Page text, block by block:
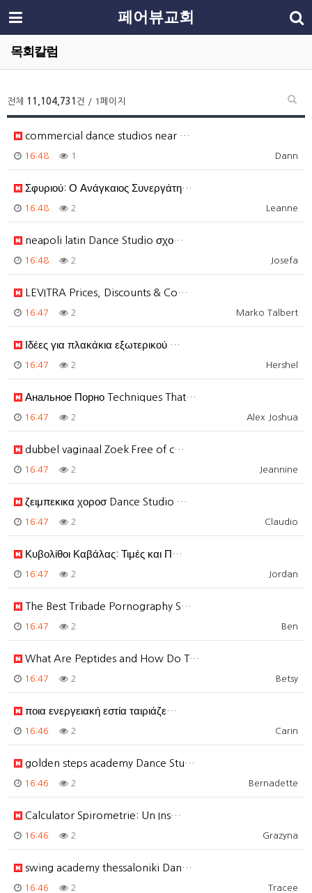
페어뷰교회
목회칼럼
전체 11,104,731 건 / 1페이지
commercial dance studios near …
Dann
16:48 1
Σφυριού: Ο Ανάγκαιος Συνεργάτη…
Leanne
16:48 2
neapoli latin Dance Studio σχο…
Josefa
16:48 2
LEVITRA Prices, Discounts & Co…
Marko Talbert
16:47 2
Ιδέες για πλακάκια εξωτερικού …
Hershel
16:47 2
Анальное Порно Techniques That…
Alex Joshua
16:47 2
dubbel vaginaal Zoek Free of c…
Jeannine
16:47 2
ζειμπεκικα χοροσ Dance Studio …
Claudio
16:47 2
Κυβολίθοι Καβάλας: Τιμές και Π…
Jordan
16:47 2
The Best Tribade Pornography S…
Ben
16:47 2
What Are Peptides and How Do T…
Betsy
16:47 2
ποια ενεργειακή εστία ταιριάζε…
Carin
16:46 2
golden steps academy Dance Stu…
Bernadette
16:46 2
Calculator Spirometrie: Un Ins…
Grazyna
16:46 2
swing academy thessaloniki Dan…
Tracee
16:46 2